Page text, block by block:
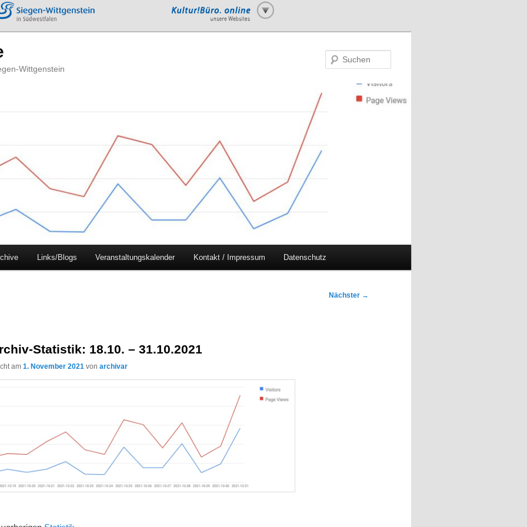
Wittgenstein
Links/Blogs Veranstaltungskalender Kontakt / Impressum Datenschutz
Nächster →
Statistik: 18.10. – 31.10.2021
am1. November 2021 vonarchivar